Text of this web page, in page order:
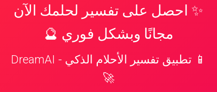
✨ احصل على تفسير لحلمك الآن
مجانًا وبشكل فوري 🔮
📱 تطبيق تفسير الأحلام الذكي - DreamAI
🚀